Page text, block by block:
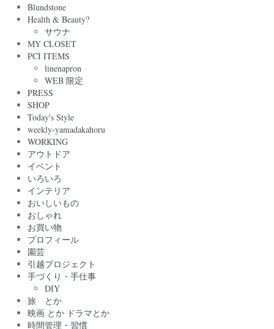
Blundstone
Health & Beauty?
サウナ
MY CLOSET
PCI ITEMS
linenapron
WEB 限定
PRESS
SHOP
Today's Style
weekly-yamadakahoru
WORKING
アウトドア
イベント
いろいろ
インテリア
おいしいもの
おしゃれ
お買い物
プロフィール
園芸
引越プロジェクト
手づくり・手仕事
DIY
旅 とか
映画 とか ドラマとか
時間管理・習慣